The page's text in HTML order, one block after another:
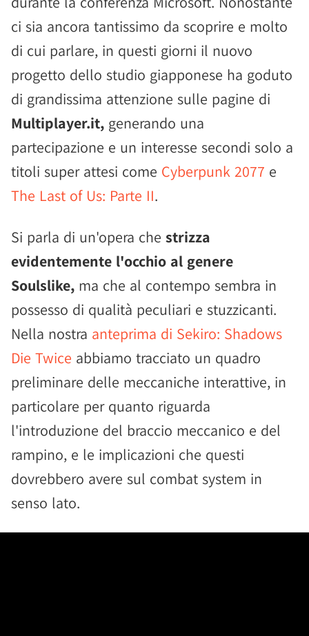
ci sia ancora tantissimo da scoprire e molto
di cui parlare, in questi giorni il nuovo
progetto dello studio giapponese ha goduto
di grandissima attenzione sulle pagine di
Multiplayer.it, generando una
partecipazione e un interesse secondi solo a
titoli super attesi come Cyberpunk 2077 e
The Last of Us: Parte II.
Si parla di un'opera che strizza
evidentemente l'occhio al genere
Soulslike, ma che al contempo sembra in
possesso di qualità peculiari e stuzzicanti.
Nella nostra anteprima di Sekiro: Shadows
Die Twice abbiamo tracciato un quadro
preliminare delle meccaniche interattive, in
particolare per quanto riguarda
l'introduzione del braccio meccanico e del
rampino, e le implicazioni che questi
dovrebbero avere sul combat system in
senso lato.